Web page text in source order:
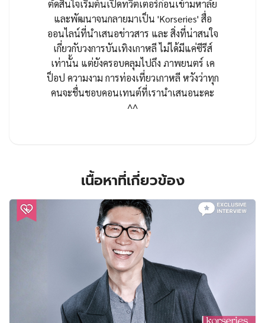
ตัดสินใจเริ่มต้นเปิดทวิตเตอร์ก่อนเข้ามหาลัย
และพัฒนาจนกลายมาเป็น 'Korseries' สื่อ
ออนไลน์ที่นำเสนอข่าวสาร และ สิ่งที่น่าสนใจ
เกี่ยวกับวงการบันเทิงเกาหลี ไม่ได้มีแค่ซีรีส์
เท่านั้น แต่ยังครอบคลุมไปถึง ภาพยนตร์ เค
ป็อป ความงาม การท่องเที่ยวเกาหลี หวังว่าทุก
คนจะชื่นชอบคอนเทนต์ที่เรานำเสนอนะคะ
^^
เนื้อหาที่เกี่ยวข้อง